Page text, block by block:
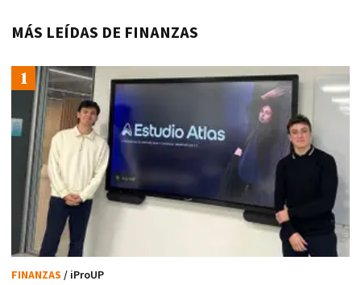
MÁS LEÍDAS DE FINANZAS
FINANZAS / iProUP